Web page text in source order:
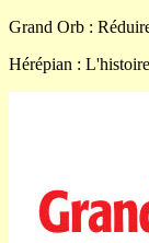
Grand Orb :
Hérépian :